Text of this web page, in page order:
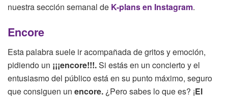
nuestra sección semanal de K-plans en Instagram.
Encore
Esta palabra suele ir acompañada de gritos y emoción,
pidiendo un ¡¡¡encore!!!.Si estás en un concierto y el
entusiasmo del público está en su punto máximo, seguro
que consiguen un encore. ¿Pero sabes lo que es? ¡El